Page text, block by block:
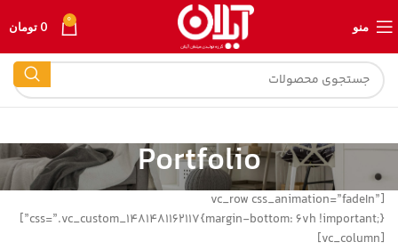
منو 0
0 تومان
Portfolio
[vc_row css_animation=”fadeIn”
css=”.vc_custom_1481481162117{margin-bottom: 6vh !important;}”]
[vc_column]